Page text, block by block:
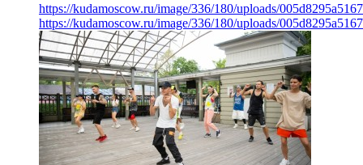
https://kudamoscow.ru/image/336/180/uploads/
https://kudamoscow.ru/image/336/180/uploads/